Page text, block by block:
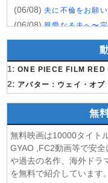
(06/08) 夫に不倫をお願
(06/08)親愛なる夫へ〜
(06/08)落第賢者の学院
(06/08)メビウス・ダス
(06/08)バンドリ！ ゆ
ラストノート
(06/08)
(06/08)文豪ストレイド
(06/08)大空港〜
(06/08)盗掘王 第5話
1: ONE PIECE FILM RED
2: アバター：ウェイ・オブ
無
無料映画は10000タイト
GYAO ,FC2動画等で安
や過去の名作、海外ドラ
を無料で紹介しています。